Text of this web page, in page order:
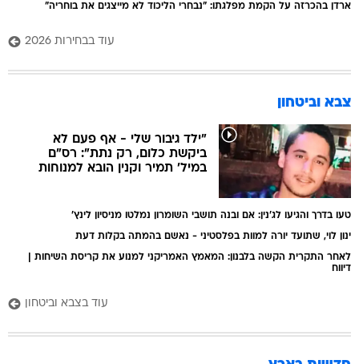
ארדן בהכרזה על הקמת מפלגתו: "נבחרי הליכוד לא מייצגים את בוחריה"
עוד בבחירות 2026
צבא וביטחון
"ילד גיבור שלי - אף פעם לא
ביקשת כלום, רק נתת": רס"ם
במיל' תמיר וקנין הובא למנוחות
טעו בדרך והגיעו לג'נין: אם ובנה תושבי השומרון נמלטו מניסיון לינץ'
ינון לוי, שתועד יורה למוות בפלסטיני - נאשם בהמתה בקלות דעת
לאחר התקרית הקשה בלבנון: המאמץ האמריקני למנוע את קריסת השיחות |
דיווח
עוד בצבא וביטחון